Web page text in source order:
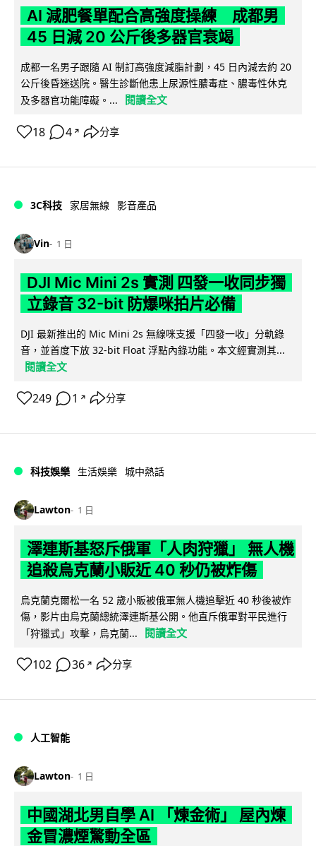
AI 減肥餐單配合高強度操練 成都男
45 日減 20 公斤後多器官衰竭
成都一名男子跟隨 AI 制訂高強度減脂計劃，45 日內減去約 20
公斤後昏迷送院。醫生診斷他患上尿源性膿毒症、膿毒性休克
及多器官功能障礙。...
閱讀全文
18 4 ↗ 分享
3C科技 家居無線 影音產品
Vin 1 日
DJI Mic Mini 2s 實測 四發一收同步獨
立錄音 32-bit 防爆咪拍片必備
DJI 最新推出的 Mic Mini 2s 無線咪支援「四發一收」分軌錄
音，並首度下放 32-bit Float 浮點內錄功能。本文經實測其...
閱讀全文
249 1 ↗ 分享
科技娛樂 生活娛樂 城中熱話
Lawton 1 日
澤連斯基怒斥俄軍「人肉狩獵」 無人機
追殺烏克蘭小販近 40 秒仍被炸傷
烏克蘭克爾松一名 52 歲小販被俄軍無人機追擊近 40 秒後被炸
傷，影片由烏克蘭總統澤連斯基公開。他直斥俄軍對平民進行
「狩獵式」攻擊，烏克蘭...
閱讀全文
102 36 ↗ 分享
人工智能
Lawton 1 日
中國湖北男自學 AI 「煉金術」 屋內煉
金冒濃煙驚動全區